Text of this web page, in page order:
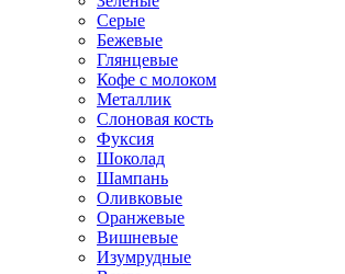
Серые
Бежевые
Глянцевые
Кофе с молоком
Металлик
Слоновая кость
Фуксия
Шоколад
Шампань
Оливковые
Оранжевые
Вишневые
Изумрудные